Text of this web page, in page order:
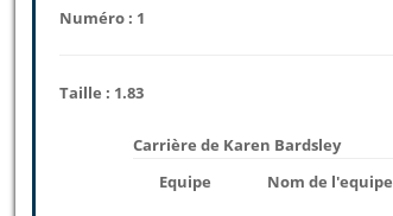
Numéro : 1
Taille : 1.83
Carrière de Karen Bardsley
Equipe
Nom de l'equipe